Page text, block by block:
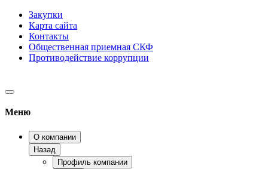
Закупки
Карта сайта
Контакты
Общественная приемная СКФ
Противодействие коррупции
Меню
О компании
Назад
Профиль компании